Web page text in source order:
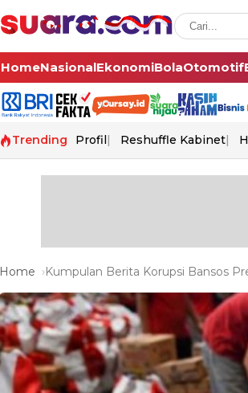
HomeNasionalEkonomiBolaOtomotif
Trending Profil Reshuffle Kabinet
Home Kumpulan Berita Korupsi Bansos